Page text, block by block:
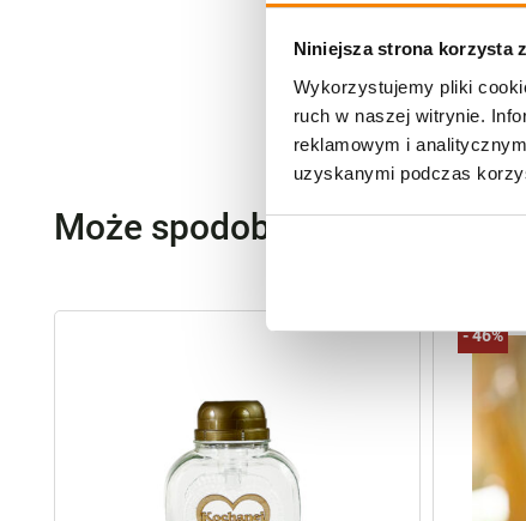
Niniejsza strona korzysta
Wykorzystujemy pliki
ruch w naszej witrynie.
reklamowym i
uzyskanymi podczas
Może spodoba się również…
-46%